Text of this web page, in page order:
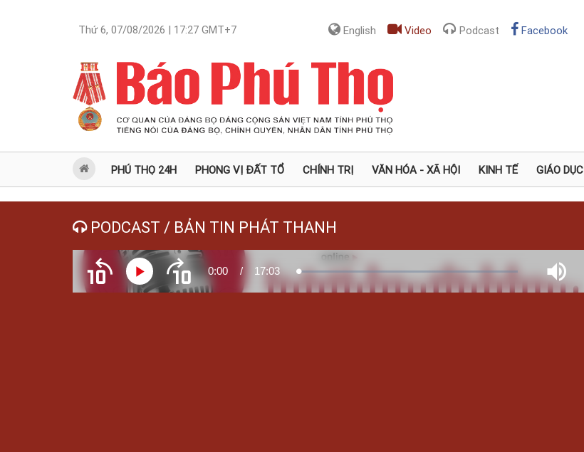
Thứ 6, 07/08/2026 | 17:27 GMT+7 English Video Podcast Facebook
PHÚ THỌ 24H PHONG VỊ ĐẤT TỔ CHÍNH TRỊ VĂN HÓA - XÃ HỘI KINH TẾ GIÁO DỤC
PODCAST / BẢN TIN PHÁT THANH
Tua
ngược
Play
Tua
xuôi
10
Current
0:00 / Duration
17:03 Loaded:
Mute